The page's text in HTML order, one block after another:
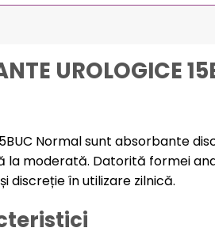
UROLOGICE
Normal sunt absorbante
la moderată. Datorită formei
discreție în utilizare zilnică.